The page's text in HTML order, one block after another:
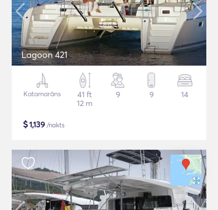
Lagoon 421
Katamarāns
41 ft
12 m
9 9 14
$1,139 /nakts